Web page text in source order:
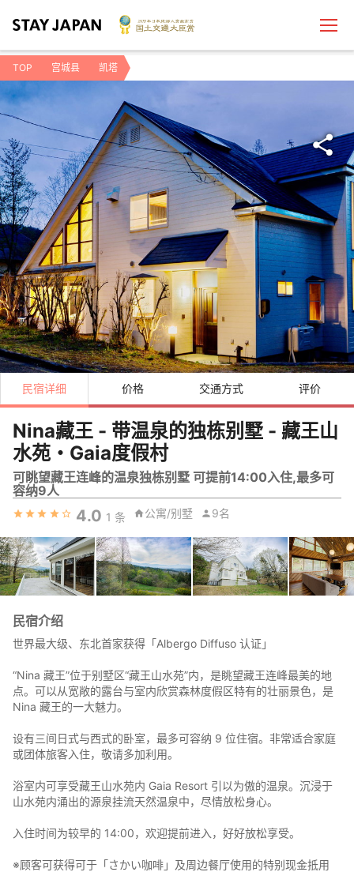
TOP 宫城县 凯塔
民宿详细 价格 交通方式 评价
Nina藏王 - 带温泉的独栋别墅 - 藏王山
水苑・Gaia度假村
可眺望藏王连峰的温泉独栋别墅 可提前14:00入住,最多可
容纳9人
4.0 1 条 公寓/别墅 9名
民宿介绍
世界最大级、东北首家获得「Albergo Diffuso 认证」
“Nina 藏王”位于别墅区“藏王山水苑”内，是眺望藏王连峰最美的地
点。可以从宽敞的露台与室内欣赏森林度假区特有的壮丽景色，是
Nina 藏王的一大魅力。
设有三间日式与西式的卧室，最多可容纳 9 位住宿。非常适合家庭
或团体旅客入住，敬请多加利用。
浴室内可享受藏王山水苑内 Gaia Resort 引以为傲的温泉。沉浸于
山水苑内涌出的源泉挂流天然温泉中，尽情放松身心。
入住时间为较早的 14:00，欢迎提前进入，好好放松享受。
※顾客可获得可于「さかい咖啡」及周边餐厅使用的特别现金抵用